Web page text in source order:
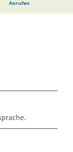
Anrufen